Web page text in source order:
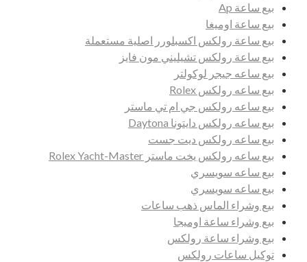
بيع ساعة Ap
بيع ساعة اوميغا
بيع ساعة رولكس اكسبلورر اصلية مستعملة
بيع ساعة رولكس تشيليني مون فايز
بيع ساعه جيجر لوكولتر
بيع ساعه رولكس Rolex
بيع ساعه رولكس جي ام تي ماستر
بيع ساعه رولكس دايتونا Daytona
بيع ساعه رولكس ديت جست
بيع ساعه رولكس يخت ماستر Rolex Yacht-Master
بيع ساعه سويسري
بيع ساعه سويسري
بيع وشراء الماس ذهب ساعات
بيع وشراء ساعة اوميجا
بيع وشراء ساعة رولكس
توكيل ساعات رولكس